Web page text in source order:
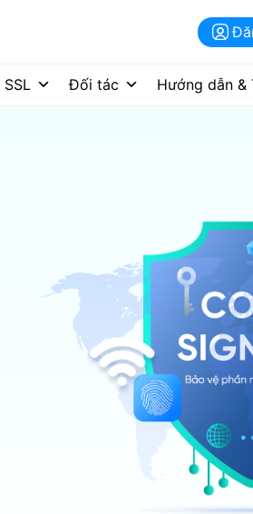
SSL Đối tác Hướng dẫn &